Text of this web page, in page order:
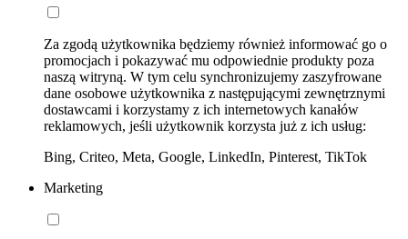
Za zgodą użytkownika będziemy również informować go o
promocjach i pokazywać mu odpowiednie produkty poza
naszą witryną. W tym celu synchronizujemy zaszyfrowane
dane osobowe użytkownika z następującymi zewnętrznymi
dostawcami i korzystamy z ich internetowych kanałów
reklamowych, jeśli użytkownik korzysta już z ich usług:
Bing, Criteo, Meta, Google, LinkedIn, Pinterest, TikTok
Marketing